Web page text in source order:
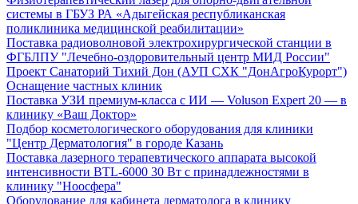
системы в ГБУЗ РА «Адыгейская республиканская
поликлиника медицинской реабилитации»
Поставка радиоволновой электрохирургической станции в
ФГБЛПУ "Лечебно-оздоровительный центр МИД России"
Проект Санаторий Тихий Дон (АУП СХК "ДонАгроКурорт")
Оснащение частных клиник
Поставка УЗИ премиум-класса с ИИ — Voluson Expert 20 — в
клинику «Ваш Доктор»
Подбор косметологического оборудования для клиники
"Центр Дерматология" в городе Казань
Поставка лазерного терапевтического аппарата высокой
интенсивности BTL-6000 30 Вт с принадлежностями в
клинику "Ноосфера"
Оборудование для кабинета дерматолога в клинику